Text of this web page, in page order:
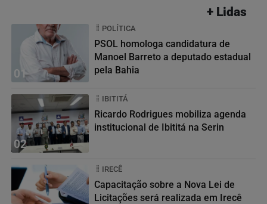
+ Lidas
01
POLÍTICA
PSOL homologa candidatura de
Manoel Barreto a deputado estadual
pela Bahia
02
IBITITÁ
Ricardo Rodrigues mobiliza agenda
institucional de Ibititá na Serin
IRECÊ
Capacitação sobre a Nova Lei de
Licitações será realizada em Irecê